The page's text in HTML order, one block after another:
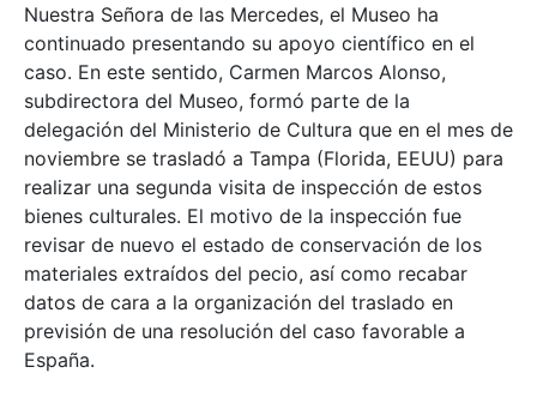
Nuestra Señora de las Mercedes, el Museo ha
continuado presentando su apoyo científico en el
caso. En este sentido, Carmen Marcos Alonso,
subdirectora del Museo, formó parte de la
delegación del Ministerio de Cultura que en el mes de
noviembre se trasladó a Tampa (Florida, EEUU) para
realizar una segunda visita de inspección de estos
bienes culturales. El motivo de la inspección fue
revisar de nuevo el estado de conservación de los
materiales extraídos del pecio, así como recabar
datos de cara a la organización del traslado en
previsión de una resolución del caso favorable a
España.